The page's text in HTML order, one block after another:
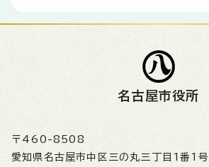
名古屋市役所
〒460-8508
愛知県名古屋市中区三の丸三丁目1番1号